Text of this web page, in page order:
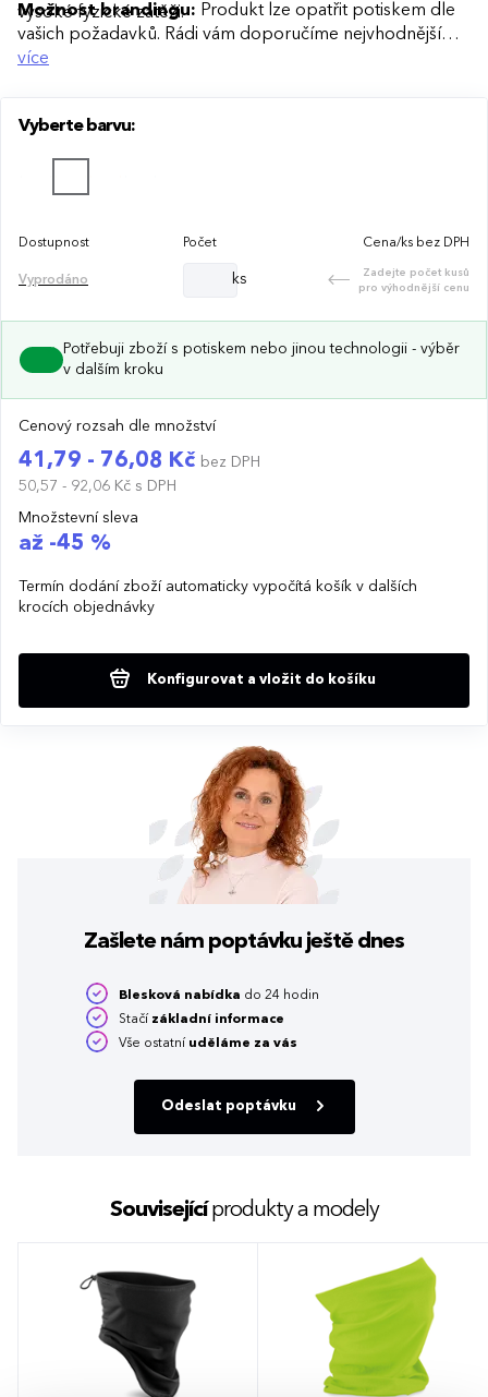
vysoké fyzické zátěži.
Možnost brandingu: Produkt lze opatřit potiskem dle
vašich požadavků. Rádi vám doporučíme nejvhodnější
technologii potisku s ohledem na design i váš rozpočet.
více
Vyberte barvu:
Dostupnost Počet Cena/ks bez DPH
Vyprodáno ks
Zadejte počet kusů
pro výhodnější cenu
Potřebuji zboží s potiskem nebo jinou technologii - výběr
v dalším kroku
Cenový rozsah dle množství
41,79 - 76,08 Kč bez DPH
50,57 - 92,06 Kč s DPH
Množstevní sleva
až -45 %
Termín dodání zboží automaticky vypočítá košík v dalších
krocích objednávky
Konfigurovat a vložit do košíku
Zašlete nám poptávku ještě dnes
Blesková nabídka do 24 hodin
Stačí základní informace
Vše ostatní uděláme za vás
Odeslat poptávku
Souvisejícíprodukty a modely